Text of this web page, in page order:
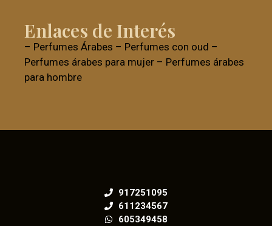
Enlaces de Interés
– Perfumes Árabes – Perfumes con oud –
Perfumes árabes para mujer – Perfumes árabes
para hombre
917251095
611234567
605349458